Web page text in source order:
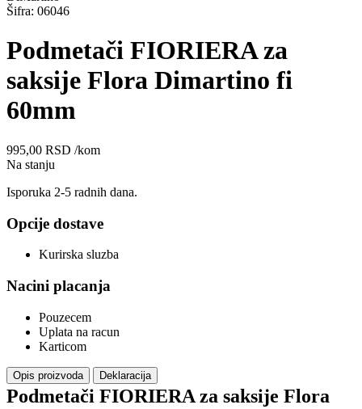
Šifra: 06046
Podmetači FIORIERA za
saksije Flora Dimartino fi
60mm
995,00 RSD /kom
Na stanju
Isporuka 2-5 radnih dana.
Opcije dostave
Kurirska sluzba
Nacini placanja
Pouzecem
Uplata na racun
Karticom
Opis proizvoda Deklaracija
Podmetači FIORIERA za saksije Flora